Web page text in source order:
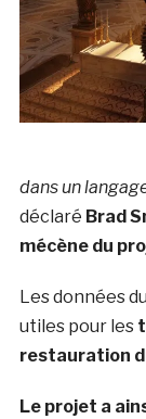
dans un
déclaré Brad
mécène du
Les données
utiles pour les
restauration
Le projet a